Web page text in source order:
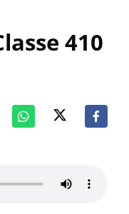
410